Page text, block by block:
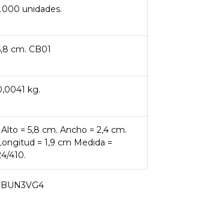
unidades.
cm. CB01
kg.
Alto = 5,8 cm. Ancho = 2,4 cm.
= 1,9 cm Medida =
410.